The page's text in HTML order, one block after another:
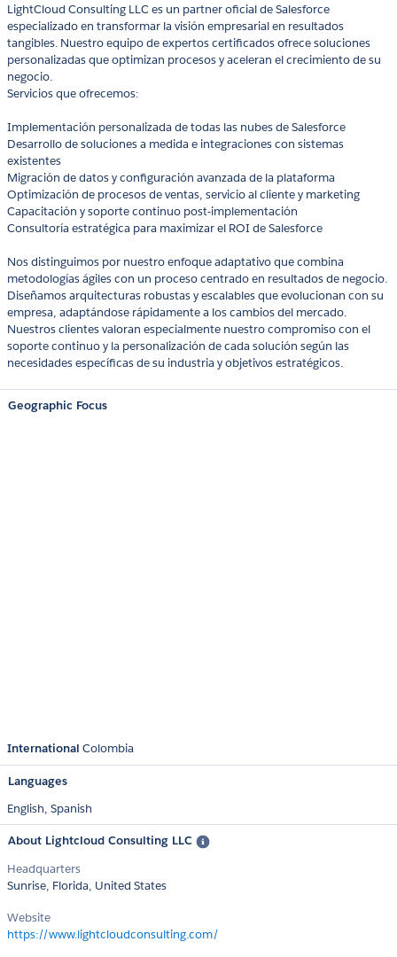
LightCloud Consulting LLC es un partner oficial de Salesforce
especializado en transformar la visión empresarial en resultados
tangibles. Nuestro equipo de expertos certificados ofrece soluciones
personalizadas que optimizan procesos y aceleran el crecimiento de su
negocio.
Servicios que ofrecemos:
Implementación personalizada de todas las nubes de Salesforce
Desarrollo de soluciones a medida e integraciones con sistemas
existentes
Migración de datos y configuración avanzada de la plataforma
Optimización de procesos de ventas, servicio al cliente y marketing
Capacitación y soporte continuo post-implementación
Consultoría estratégica para maximizar el ROI de Salesforce
Nos distinguimos por nuestro enfoque adaptativo que combina
metodologías ágiles con un proceso centrado en resultados de negocio.
Diseñamos arquitecturas robustas y escalables que evolucionan con su
empresa, adaptándose rápidamente a los cambios del mercado.
Nuestros clientes valoran especialmente nuestro compromiso con el
soporte continuo y la personalización de cada solución según las
necesidades específicas de su industria y objetivos estratégicos.
Geographic Focus
International Colombia
Languages
English, Spanish
About Lightcloud Consulting LLC
Headquarters
Sunrise, Florida, United States
Website
https://www.lightcloudconsulting.com/